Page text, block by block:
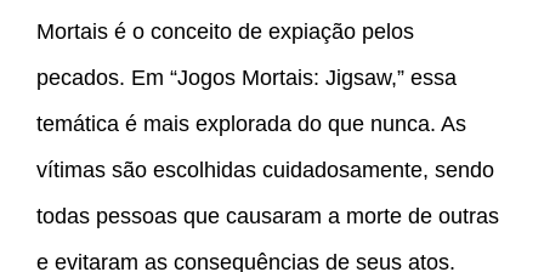
Mortais é o conceito de expiação pelos
pecados. Em “Jogos Mortais: Jigsaw,” essa
temática é mais explorada do que nunca. As
vítimas são escolhidas cuidadosamente, sendo
todas pessoas que causaram a morte de outras
e evitaram as consequências de seus atos.